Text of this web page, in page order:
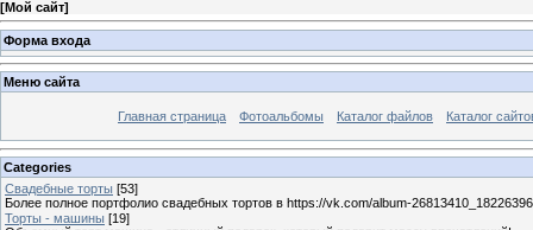
[Мой сайт]
Форма входа
Меню сайта
Главная страница Фотоальбомы Каталог файлов Каталог
Categories
Свадебные торты [53]
Более полное портфолио свадебных тортов в https://vk.com/album-
Торты - машины [19]